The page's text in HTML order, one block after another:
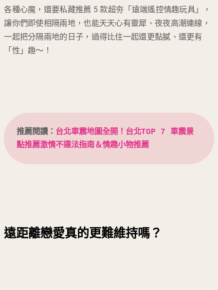
各種心魔，還要私藏推薦 5 款超夯「遠端遙控情趣玩具」，
讓你們即使相隔兩地，也能天天心有靈犀、夜夜高潮連線，
一起把分隔兩地的日子，過得比住一起還更黏膩、還更有
「性」趣～！
推薦閱讀： 台北車震地圖全開！台北TOP 7 車震景
點推薦激情不違法指南＆情趣小物推薦
遠距離戀愛真的更難維持嗎？